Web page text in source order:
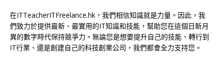
在ITTeacherITFreelance.hk，我們相信知識就是力量。因此，我
們致力於提供最新、最實用的IT知識和技能，幫助您在這個日新月
異的數字時代保持競爭力。無論您是想要提升自己的技能、轉行到
IT行業、還是創建自己的科技創業公司，我們都會全力支持您。